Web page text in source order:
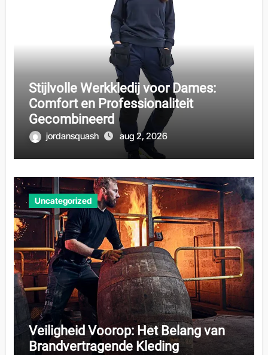
Stijlvolle Werkkledij voor Dames:
Comfort en Professionaliteit
Gecombineerd
jordansquash aug 2, 2026
Uncategorized
Veiligheid Voorop: Het Belang van
Brandvertragende Kleding